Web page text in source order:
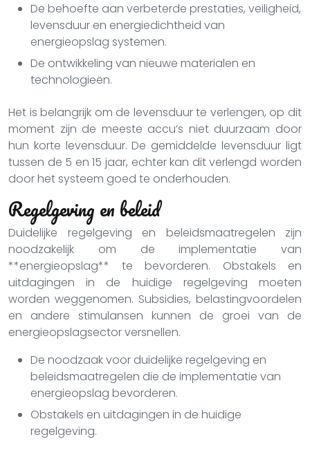
De behoefte aan verbeterde prestaties, veiligheid,
levensduur en energiedichtheid van
energieopslag systemen.
De ontwikkeling van nieuwe materialen en
technologieën.
Het is belangrijk om de levensduur te verlengen, op dit
moment zijn de meeste accu’s niet duurzaam door
hun korte levensduur. De gemiddelde levensduur ligt
tussen de 5 en 15 jaar, echter kan dit verlengd worden
door het systeem goed te onderhouden.
Regelgeving en beleid
Duidelijke regelgeving en beleidsmaatregelen zijn
noodzakelijk om de implementatie van
**energieopslag** te bevorderen. Obstakels en
uitdagingen in de huidige regelgeving moeten
worden weggenomen. Subsidies, belastingvoordelen
en andere stimulansen kunnen de groei van de
energieopslagsector versnellen.
De noodzaak voor duidelijke regelgeving en
beleidsmaatregelen die de implementatie van
energieopslag bevorderen.
Obstakels en uitdagingen in de huidige
regelgeving.